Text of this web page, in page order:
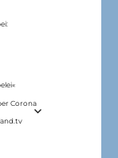
Corona